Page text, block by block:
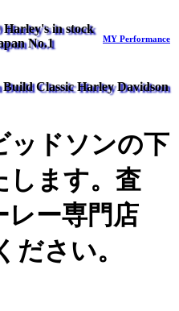
Harley's in stock
No.1
MY Performance
Classic Harley Davidson
ッドソンの下
します。査
レー専門店
ださい。